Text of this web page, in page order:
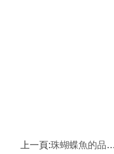
上一頁:珠蝴蝶魚的品種簡介,鏡斑蝴蝶魚的品種簡介